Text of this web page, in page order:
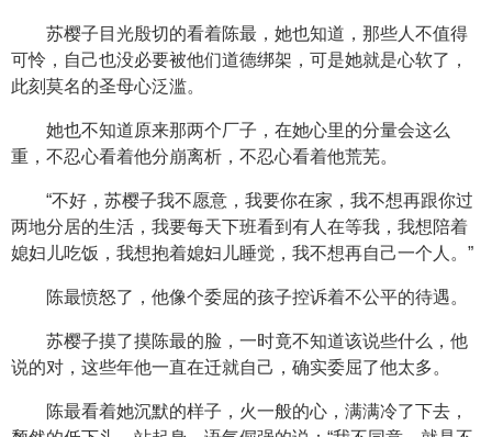
苏樱子目光殷切的看着陈最，她也知道，那些人不值得
可怜，自己也没必要被他们道德绑架，可是她就是心软了，
此刻莫名的圣母心泛滥。
她也不知道原来那两个厂子，在她心里的分量会这么
重，不忍心看着他分崩离析，不忍心看着他荒芜。
“不好，苏樱子我不愿意，我要你在家，我不想再跟你过
两地分居的生活，我要每天下班看到有人在等我，我想陪着
媳妇儿吃饭，我想抱着媳妇儿睡觉，我不想再自己一个人。”
陈最愤怒了，他像个委屈的孩子控诉着不公平的待遇。
苏樱子摸了摸陈最的脸，一时竟不知道该说些什么，他
说的对，这些年他一直在迁就自己，确实委屈了他太多。
陈最看着她沉默的样子，火一般的心，满满冷了下去，